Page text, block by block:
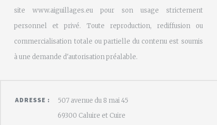
site www.aiguillages.eu pour son usage strictement
personnel et privé. Toute reproduction, rediffusion ou
commercialisation totale ou partielle du contenu est soumis
à une demande d'autorisation préalable.
ADRESSE :
507 avenue du 8 mai 45
69300 Caluire et Cuire